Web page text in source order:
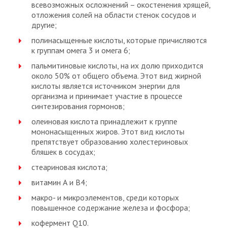
всевозможных осложнений – окостенения хрящей,
отложения солей на области стенок сосудов и
другие;
полинасыщенные кислоты, которые причисляются
к группам омега 3 и омега 6;
пальмитиновые кислоты, на их долю приходится
около 50% от общего объема. Этот вид жирной
кислоты является источником энергии для
организма и принимает участие в процессе
синтезирования гормонов;
олеиновая кислота принадлежит к группе
мононасыщенных жиров. Этот вид кислоты
препятствует образованию холестериновых
бляшек в сосудах;
стеариновая кислота;
витамин А и В4;
макро- и микроэлементов, среди которых
повышенное содержание железа и фосфора;
кофермент Q10.